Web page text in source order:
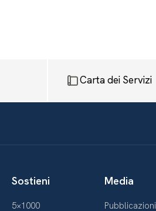
Carta dei Servizi
Sostieni
5×1000
Media
Pubblicazioni